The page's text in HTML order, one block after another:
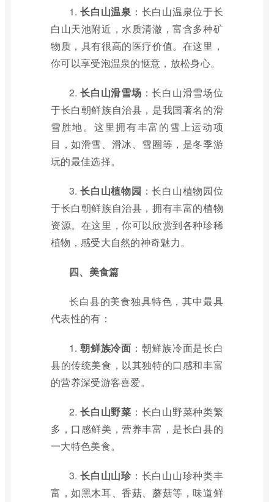
1.长白山温泉 ：长白山温泉位于长
白山天池附近，水质清澈，富含多种矿
物质，具有很高的医疗价值。在这里，
你可以享受泡温泉的惬意，放松身心。
2.长白山滑雪场 ：长白山滑雪场位
于长白朝鲜族自治县，是我国著名的滑
雪胜地。这里拥有丰富的雪上运动项
目，如滑雪、滑冰、雪圈等，是冬季游
玩的最佳选择。
3.长白山植物园 ：长白山植物园位
于长白朝鲜族自治县，拥有丰富的植物
资源。在这里，你可以欣赏到各种珍稀
植物，感受大自然的神奇魅力。
四、美食篇
长白县的美食独具特色，其中最具
代表性的有：
1.朝鲜族冷面 ：朝鲜族冷面是长白
县的传统美食，以其独特的口感和丰富
的营养深受游客喜爱。
2.长白山野菜 ：长白山野菜种类繁
多，口感鲜美，营养丰富，是长白县的
一大特色美食。
3.长白山山珍：长白山山珍种类丰
富，如黑木耳、香菇、蘑菇等，味道鲜